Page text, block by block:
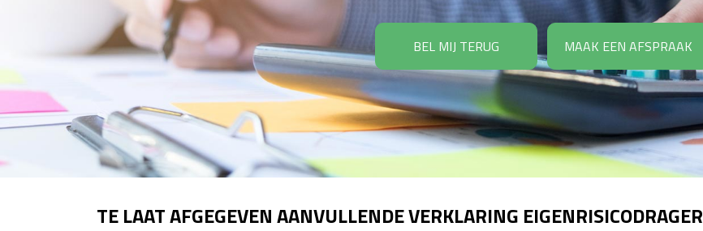
Advisering
Salarisadministratie
Personeelsadministratie
Detachering
BEL MIJ TERUG MAAK EEN AFSPRAAK
TE LAAT AFGEGEVEN AANVULLENDE VERKLARING EIGENRISICODRAGER